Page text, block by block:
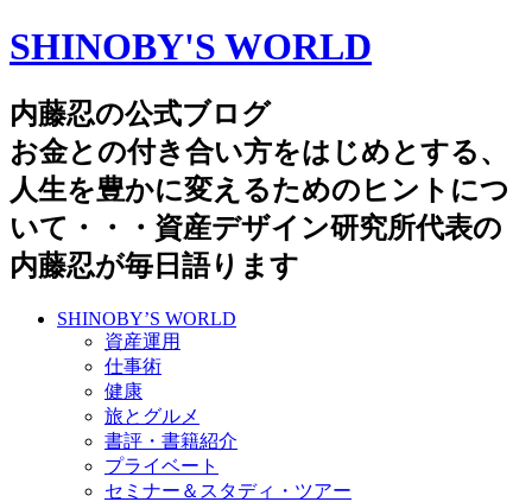
SHINOBY'S WORLD
内藤忍の公式ブログ
お金との付き合い方をはじめとする、
人生を豊かに変えるためのヒントにつ
いて・・・資産デザイン研究所代表の
内藤忍が毎日語ります
SHINOBY’S WORLD
資産運用
仕事術
健康
旅とグルメ
書評・書籍紹介
プライベート
セミナー＆スタディ・ツアー